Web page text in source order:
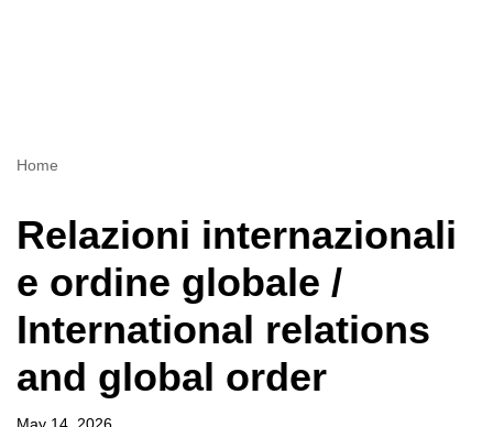
Home
Relazioni internazionali
e ordine globale /
International relations
and global order